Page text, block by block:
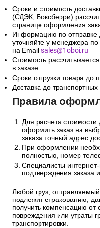
Сроки и стоимость
(СДЭК, Боксберри)
странице оформления
Информацию по отправке
уточняйте у менеджера
на Email sales@1oboi.ru
Стоимость
в заказе.
Сроки отгрузки товара до
Доставка до
Правила
Для расчета
оформить заказ на
заказа точный адрес
При оформлении
полностью, номер
Специалисты
подтверждения заказа
Любой груз,
подлежит страхованию,
получить компенсацию от
повреждения или утраты
транспортировки.